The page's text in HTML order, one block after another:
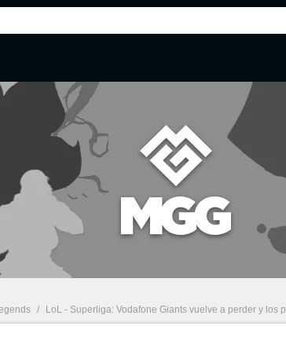
/ LoL - Superliga: Vodafone Giants vuelve a perder y los playoffs cada vez están más lejos